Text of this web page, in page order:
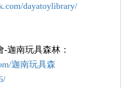
dayatoylibrary/
迦南玩具森林：
迦南玩具森